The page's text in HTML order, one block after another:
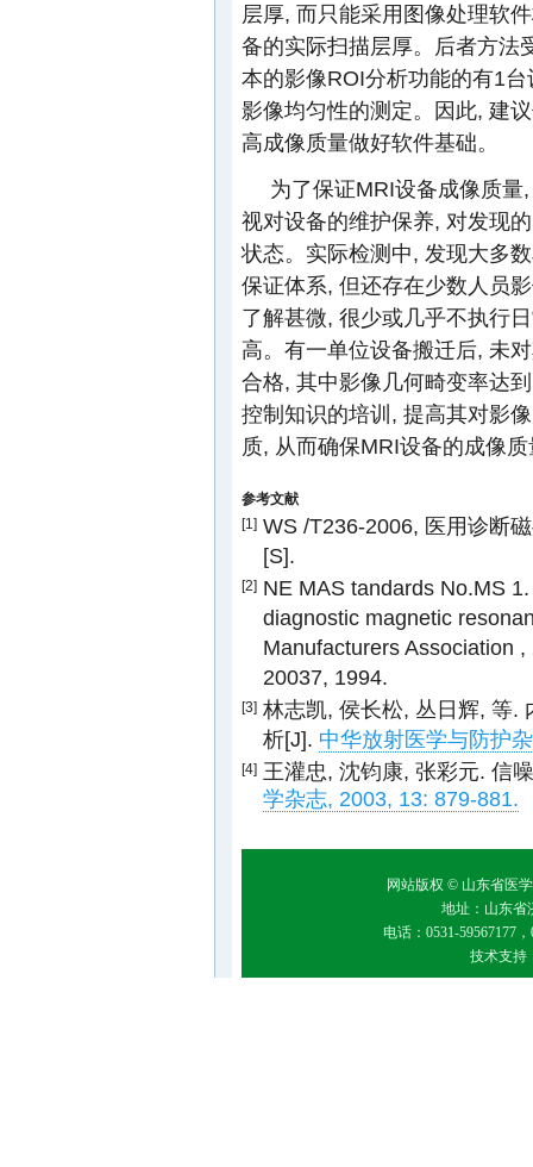
层厚, 而只能采用图像处理软
备的实际扫描层厚。后者方法
本的影像ROI分析功能的有1
影像均匀性的测定。因此, 建
高成像质量做好软件基础。
为了保证MRI设备成像质
视对设备的维护保养, 对发现
状态。实际检测中, 发现大多
保证体系, 但还存在少数人员
了解甚微, 很少或几乎不执行
高。有一单位设备搬迁后, 未
合格, 其中影像几何畸变率达
控制知识的培训, 提高其对影
质, 从而确保MRI设备的成像
参考文献
[1] WS /T236-2006, 医用诊断
[S].
[2] NE MAS tandards No.MS
diagnostic magnetic
Manufacturers Association
20037, 1994.
[3] 林志凯, 侯长松, 丛日辉, 等.
析[J]. 中华放射医学与防护
[4] 王灌忠, 沈钧康, 张彩元. 信
学杂志, 2003, 13: 879-881.